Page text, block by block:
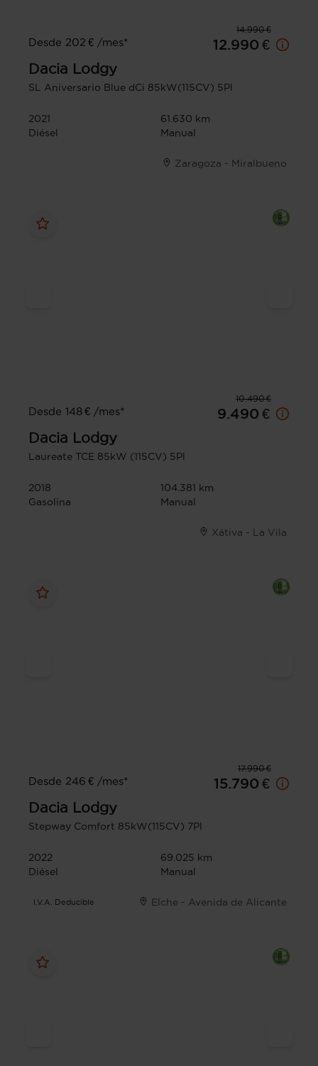
14.990 €
Desde 202 € /mes*
12.990 €
Dacia Lodgy
SL Aniversario Blue dCi 85kW(115CV) 5Pl
2021
61.630 km
Diésel
Manual
Zaragoza - Miralbueno
10.490 €
Desde 148 € /mes*
9.490 €
Dacia Lodgy
Laureate TCE 85kW (115CV) 5Pl
2018
104.381 km
Gasolina
Manual
Xátiva - La Vila
17.990 €
Desde 246 € /mes*
15.790 €
Dacia Lodgy
Stepway Comfort 85kW(115CV) 7Pl
2022
69.025 km
Diésel
Manual
I.V.A. Deducible Elche - Avenida de Alicante